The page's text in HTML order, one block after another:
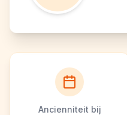
Ancienniteit bij